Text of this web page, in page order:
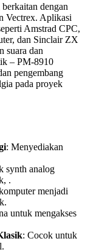
dengan
Vectrex. Aplikasi
Amstrad CPC,
dan Sinclair ZX
suara dan
– PM-8910
pengembang
pada proyek
: Menyediakan
synth analog
.
menjadi
untuk mengakses
: Cocok untuk